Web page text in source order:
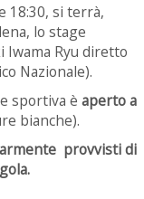
18:30, si terrà,
lo stage
Iwama Ryu diretto
Nazionale).
sportiva è aperto a
bianche).
provvisti di